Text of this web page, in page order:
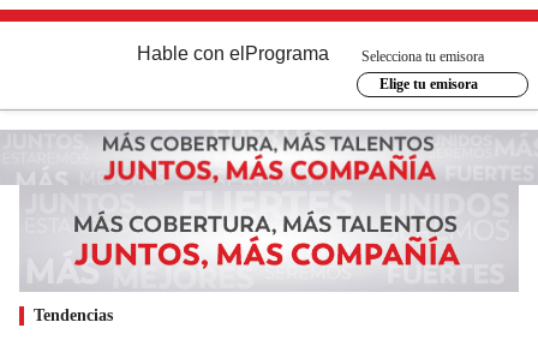
Hable con el Programa
Selecciona tu emisora
Elige tu emisora
Tendencias